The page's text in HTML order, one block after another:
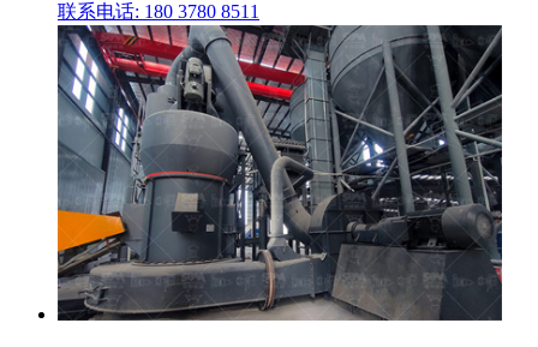
联系电话: 180 3780 8511